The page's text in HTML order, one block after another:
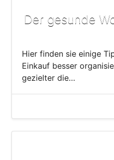
Der gesunde
Hier finden sie einige
Einkauf besser
gezielter die…